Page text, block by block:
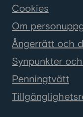
Cookies
Om
Ångerrätt och
Synpunkter
Penningtvätt